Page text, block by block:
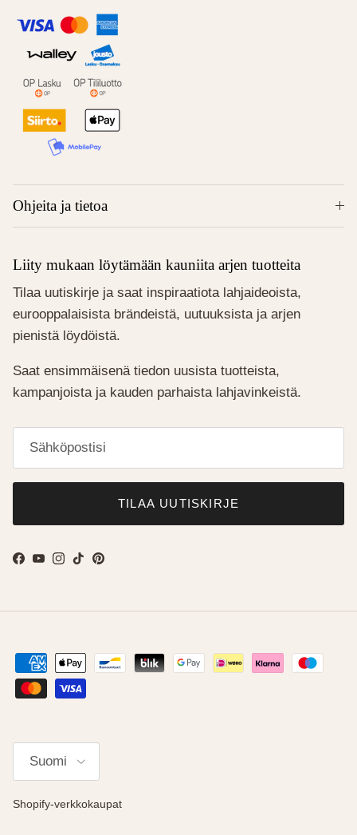
Ohjeita ja tietoa
Liity mukaan löytämään kauniita arjen tuotteita
Tilaa uutiskirje ja saat inspiraatiota lahjaideoista,
eurooppalaisista brändeistä, uutuuksista ja arjen
pienistä löydöistä.
Saat ensimmäisenä tiedon uusista tuotteista,
kampanjoista ja kauden parhaista lahjavinkeistä.
TILAA UUTISKIRJE
Facebook
YouTube
Instagram
TikTokPinterest
Suomi
Shopify-verkkokaupat